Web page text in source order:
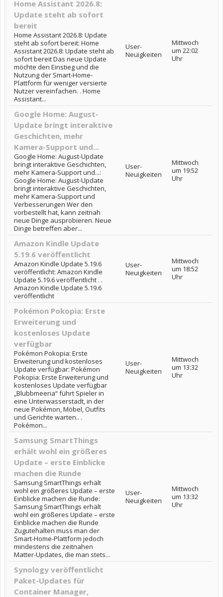
Home Assistant 2026.8:
Update steht ab sofort
bereit
Home Assistant 2026.8: Update
steht ab sofort bereit: Home
Assistant 2026.8: Update steht ab
sofort bereit Das neue Update
möchte den Einstieg und die
Nutzung der Smart-Home-
Plattform für weniger versierte
Nutzer vereinfachen. . Home
Assistant...
User-
Neuigkeiten
Mittwoch
um 22:02
Uhr
Google Home: August-
Update bringt interaktive
Geschichten, mehr
Kamera-Support und...
Google Home: August-Update
bringt interaktive Geschichten,
mehr Kamera-Support und...:
Google Home: August-Update
bringt interaktive Geschichten,
mehr Kamera-Support und
Verbesserungen Wer den
vorbestellt hat, kann zeitnah
neue Dinge ausprobieren. Neue
Dinge betreffen aber...
User-
Neuigkeiten
Mittwoch
um 19:52
Uhr
Amazon Kindle Update
5.19.6 veröffentlicht
Amazon Kindle Update 5.19.6
veröffentlicht: Amazon Kindle
Update 5.19.6 veröffentlicht . .
Amazon Kindle Update 5.19.6
veröffentlicht
User-
Neuigkeiten
Mittwoch
um 18:52
Uhr
Pokémon Pokopia: Erste
Erweiterung und
kostenloses Update
verfügbar
Pokémon Pokopia: Erste
Erweiterung und kostenloses
Update verfügbar: Pokémon
Pokopia: Erste Erweiterung und
kostenloses Update verfügbar
„Blubbmeeria“ führt Spieler in
eine Unterwasserstadt, in der
neue Pokémon, Möbel, Outfits
und Gerichte warten.. .
Pokémon...
User-
Neuigkeiten
Mittwoch
um 13:32
Uhr
Samsung SmartThings
erhält wohl ein größeres
Update – erste Einblicke
machen die Runde
Samsung SmartThings erhält
wohl ein größeres Update – erste
Einblicke machen die Runde:
Samsung SmartThings erhält
wohl ein größeres Update – erste
Einblicke machen die Runde
Zugutehalten muss man der
Smart-Home-Plattform jedoch
mindestens die zeitnahen
Matter-Updates, die man stets...
User-
Neuigkeiten
Mittwoch
um 13:32
Uhr
Synology veröffentlicht
Paket-Updates für
Container Manager,